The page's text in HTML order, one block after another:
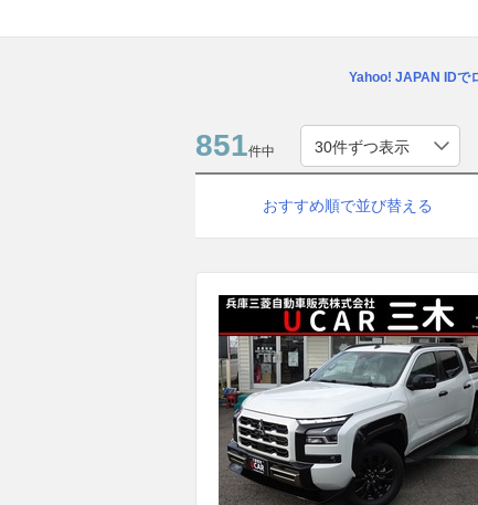
Yahoo! JAPAN IDで
851件中
おすすめ順で並び替える